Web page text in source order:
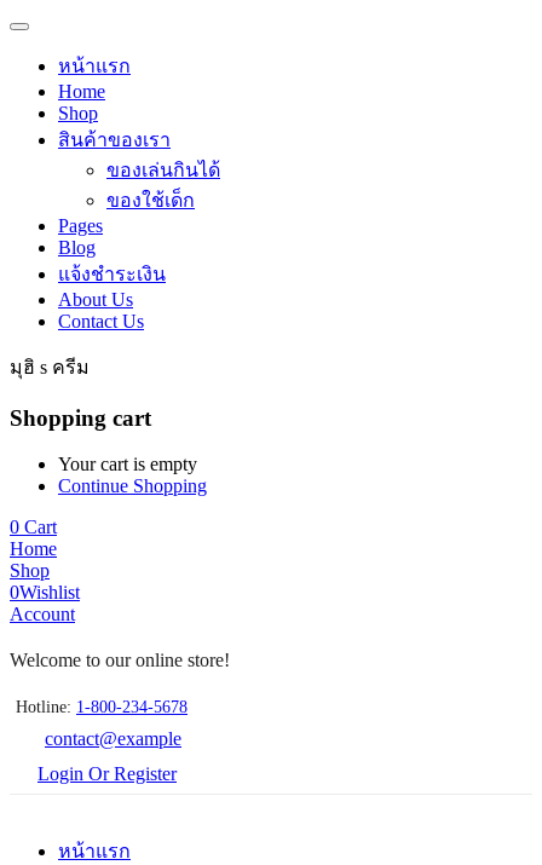
หน้าแรก
Home
Shop
สินค้าของเรา
ของเล่นกินได้
ของใช้เด็ก
Pages
Blog
แจ้งชำระเงิน
About Us
Contact Us
มุฮิ s ครีม
Shopping cart
Your cart is empty
Continue Shopping
0 Cart
Home
Shop
0Wishlist
Account
Welcome to our online store!
Hotline: 1-800-234-5678
contact@example
Login Or Register
หน้าแรก